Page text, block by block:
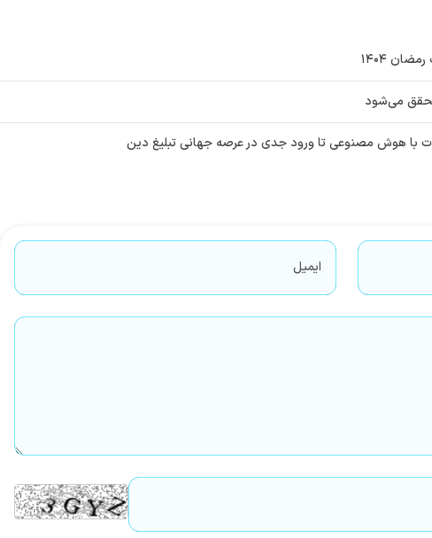
۱۴۰۴
می‌شود
با هوش مصنوعی تا ورود جدی در عرصه جهانی تبلیغ دین